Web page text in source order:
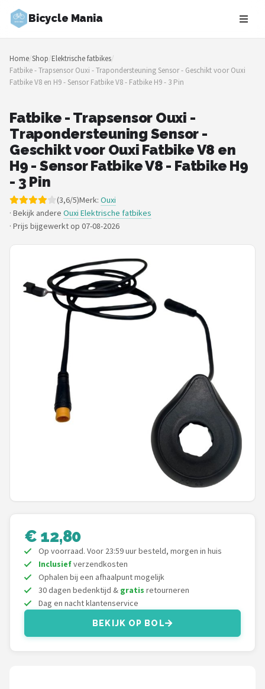
Bicycle Mania
Zoeken
NAVIGATIE
Shop
Merken
Blog
Fietsroutes
Kinderfietsen
Stadsfietsen
Elektrische fietsen
Mountainbikes
POPULAIRE MERKEN
Schwalbe
Voltano
Shimano
Alle merken →
Home/Shop/Elektrische fatbikes/
Fatbike - Trapsensor Ouxi - Trapondersteuning Sensor - Geschikt voor Ouxi
Fatbike V8 en H9 - Sensor Fatbike V8 - Fatbike H9 - 3 Pin
Fatbike - Trapsensor Ouxi -
Trapondersteuning Sensor -
Geschikt voor Ouxi Fatbike V8 en
H9 - Sensor Fatbike V8 - Fatbike H9
- 3 Pin
(3,6/5)Merk: Ouxi
· Bekijk andere Ouxi Elektrische fatbikes
· Prijs bijgewerkt op 07-08-2026
€ 12,80
Op voorraad. Voor 23:59 uur besteld, morgen in huis
Inclusiefverzendkosten
Ophalen bij een afhaalpunt mogelijk
30 dagen bedenktijd & gratis retourneren
Dag en nacht klantenservice
BEKIJK OP BOL